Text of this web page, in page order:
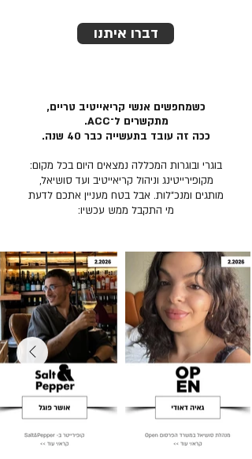
דברו איתנו
כשמחפשים אנשי קריאייטיב טריים,
מתקשרים ל־ACC.
ככה זה עובד בתעשייה כבר 40 שנה.
בוגרי ובוגרות המכללה נמצאים היום בכל מקום:
מקופירייטינג וניהול קריאייטיב ועד סושיאל,
מותגים ומנכ״לות. אבל בטח מעניין אתכם לדעת
מי התקבל ממש עכשיו: